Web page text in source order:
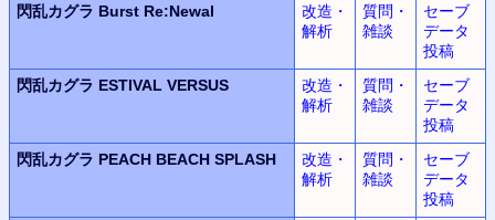
閃乱カグラ Burst Re:Newal
改造・
解析
質問・
雑談
セーブ
データ
投稿
閃乱カグラ ESTIVAL VERSUS
改造・
解析
質問・
雑談
セーブ
データ
投稿
閃乱カグラ PEACH BEACH SPLASH
改造・
解析
質問・
雑談
セーブ
データ
投稿